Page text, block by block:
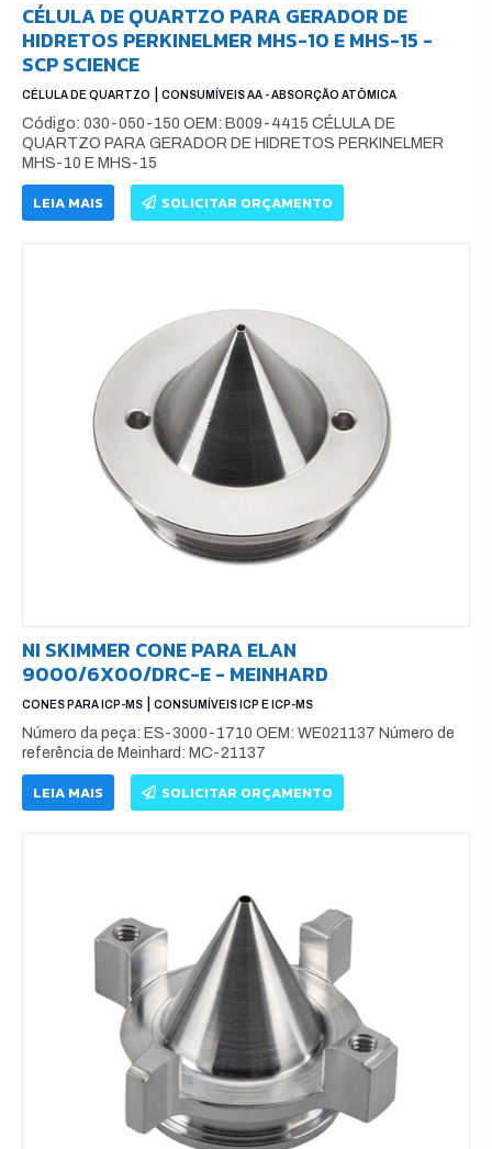
CÉLULA DE QUARTZO PARA GERADOR DE
HIDRETOS PERKINELMER MHS-10 E MHS-15 -
SCP SCIENCE
CÉLULA DE QUARTZO CONSUMÍVEIS AA - ABSORÇÃO ATÔMICA
Código: 030-050-150 OEM: B009-4415 CÉLULA DE
QUARTZO PARA GERADOR DE HIDRETOS PERKINELMER
MHS-10 E MHS-15
LEIA MAIS SOLICITAR ORÇAMENTO
NI SKIMMER CONE PARA ELAN
9000/6X00/DRC-E - MEINHARD
CONES PARA ICP-MS CONSUMÍVEIS ICP E ICP-MS
Número da peça: ES-3000-1710 OEM: WE021137 Número de
referência de Meinhard: MC-21137
LEIA MAIS SOLICITAR ORÇAMENTO